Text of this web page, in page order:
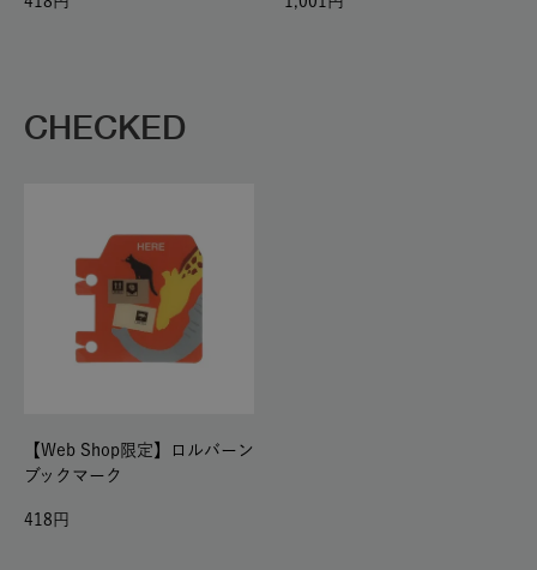
CHECKED
【Web Shop限定】ロルバーン
ブックマーク
418